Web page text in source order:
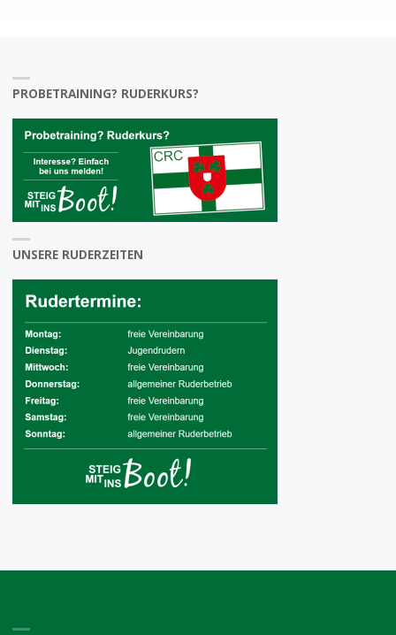
PROBETRAINING? RUDERKURS?
UNSERE RUDERZEITEN